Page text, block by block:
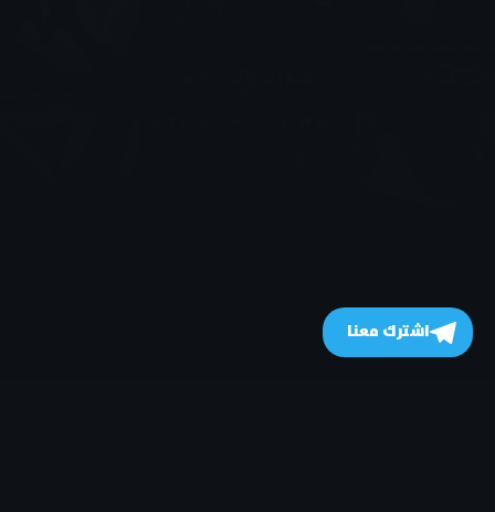
اشترك معنا